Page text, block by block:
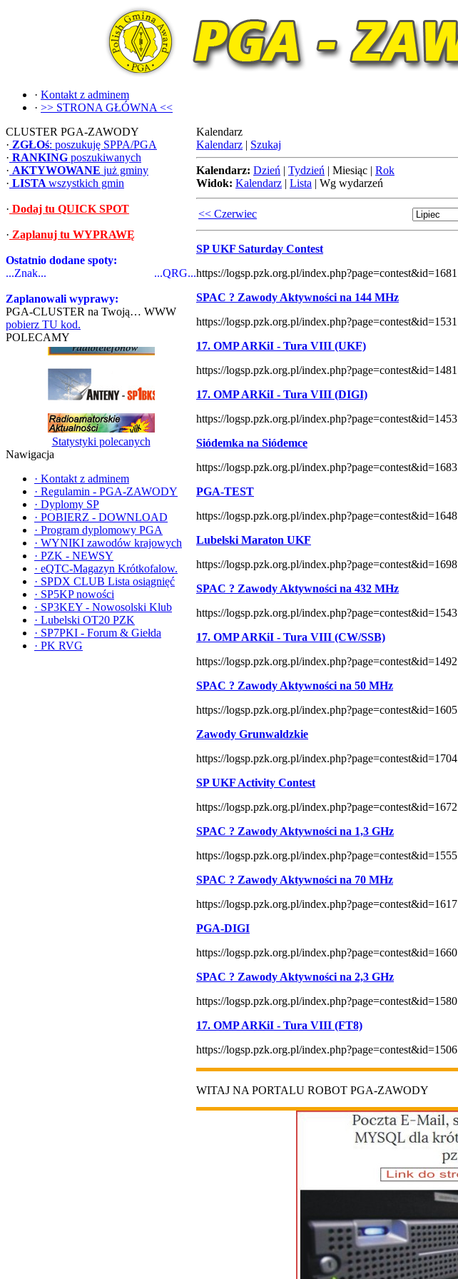
· Kontakt z adminem
· >> STRONA GŁÓWNA <<
CLUSTER PGA-ZAWODY
· ZGŁOś: poszukuję SPPA/PGA
· RANKING poszukiwanych
· AKTYWOWANE już gminy
· LISTA wszystkich gmin
· Dodaj tu QUICK SPOT
· Zaplanuj tu WYPRAWĘ
Ostatnio dodane spoty:
...Znak...
...QRG...
Zaplanowali wyprawy:
PGA-CLUSTER na Twoją… WWW
pobierz TU kod.
POLECAMY
Statystyki polecanych
Nawigacja
· Kontakt z adminem
· Regulamin - PGA-ZAWODY
· Dyplomy SP
· POBIERZ - DOWNLOAD
· Program dyplomowy PGA
· WYNIKI zawodów krajowych
· PZK - NEWSY
· eQTC-Magazyn Krótkofalow.
· SPDX CLUB Lista osiągnięć
· SP5KP nowości
· SP3KEY - Nowosolski Klub
· Lubelski OT20 PZK
· SP7PKI - Forum & Giełda
· PK RVG
Kalendarz
Kalendarz | Szukaj
Kalendarz: Dzień | Tydzień | Miesiąc | Rok
Widok: Kalendarz | Lista | Wg wydarzeń
<< Czerwiec
SP UKF Saturday Contest
https://logsp.pzk.org.pl/index.php?page=contest&id=1681
SPAC ? Zawody Aktywności na 144 MHz
https://logsp.pzk.org.pl/index.php?page=contest&id=1531
17. OMP ARKiI - Tura VIII (UKF)
https://logsp.pzk.org.pl/index.php?page=contest&id=1481
17. OMP ARKiI - Tura VIII (DIGI)
https://logsp.pzk.org.pl/index.php?page=contest&id=1453
Siódemka na Siódemce
https://logsp.pzk.org.pl/index.php?page=contest&id=1683
PGA-TEST
https://logsp.pzk.org.pl/index.php?page=contest&id=1648
Lubelski Maraton UKF
https://logsp.pzk.org.pl/index.php?page=contest&id=1698
SPAC ? Zawody Aktywności na 432 MHz
https://logsp.pzk.org.pl/index.php?page=contest&id=1543
17. OMP ARKiI - Tura VIII (CW/SSB)
https://logsp.pzk.org.pl/index.php?page=contest&id=1492
SPAC ? Zawody Aktywności na 50 MHz
https://logsp.pzk.org.pl/index.php?page=contest&id=1605
Zawody Grunwaldzkie
https://logsp.pzk.org.pl/index.php?page=contest&id=1704
SP UKF Activity Contest
https://logsp.pzk.org.pl/index.php?page=contest&id=1672
SPAC ? Zawody Aktywności na 1,3 GHz
https://logsp.pzk.org.pl/index.php?page=contest&id=1555
SPAC ? Zawody Aktywności na 70 MHz
https://logsp.pzk.org.pl/index.php?page=contest&id=1617
PGA-DIGI
https://logsp.pzk.org.pl/index.php?page=contest&id=1660
SPAC ? Zawody Aktywności na 2,3 GHz
https://logsp.pzk.org.pl/index.php?page=contest&id=1580
17. OMP ARKiI - Tura VIII (FT8)
https://logsp.pzk.org.pl/index.php?page=contest&id=1506
WITAJ NA PORTALU ROBOT PGA-ZAWODY